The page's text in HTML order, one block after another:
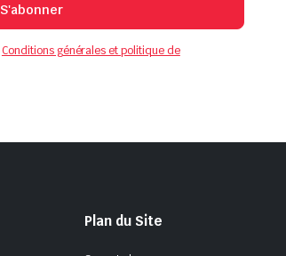
S'abonner
Conditions générales et politique de
Plan du Site